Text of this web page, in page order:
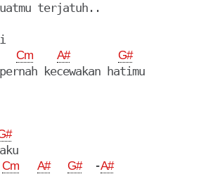
terjatuh..
Cm A# G#
kecewakan hatimu
Cm A# G#
  -
A#